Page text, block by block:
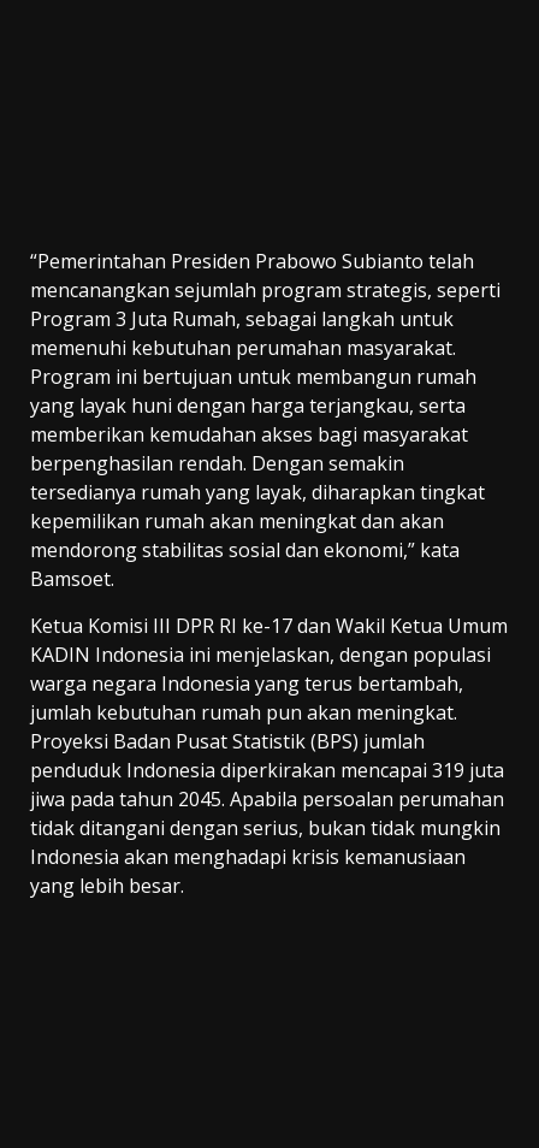
“Pemerintahan Presiden Prabowo Subianto telah
mencanangkan sejumlah program strategis, seperti
Program 3 Juta Rumah, sebagai langkah untuk
memenuhi kebutuhan perumahan masyarakat.
Program ini bertujuan untuk membangun rumah
yang layak huni dengan harga terjangkau, serta
memberikan kemudahan akses bagi masyarakat
berpenghasilan rendah. Dengan semakin
tersedianya rumah yang layak, diharapkan tingkat
kepemilikan rumah akan meningkat dan akan
mendorong stabilitas sosial dan ekonomi,” kata
Bamsoet.
Ketua Komisi III DPR RI ke-17 dan Wakil Ketua Umum
KADIN Indonesia ini menjelaskan, dengan populasi
warga negara Indonesia yang terus bertambah,
jumlah kebutuhan rumah pun akan meningkat.
Proyeksi Badan Pusat Statistik (BPS) jumlah
penduduk Indonesia diperkirakan mencapai 319 juta
jiwa pada tahun 2045. Apabila persoalan perumahan
tidak ditangani dengan serius, bukan tidak mungkin
Indonesia akan menghadapi krisis kemanusiaan
yang lebih besar.